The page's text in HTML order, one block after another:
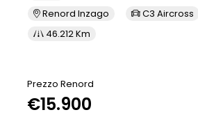
Renord Inzago C3 Aircross
46.212 Km
Prezzo Renord
€15.900